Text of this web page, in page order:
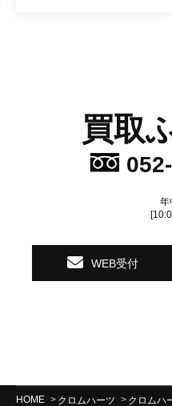
買取
年
WEB受付
HOME クロムハーツ クロム